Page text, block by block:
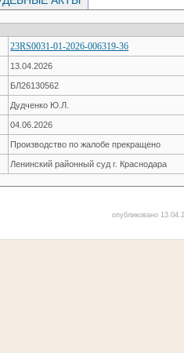
23RS0031-01-2026-006319-36
13.04.2026
БЛ26130562
Дудченко Ю.Л.
04.06.2026
Производство по жалобе прекращено
Ленинский районный суд г. Краснодара
опубликовано